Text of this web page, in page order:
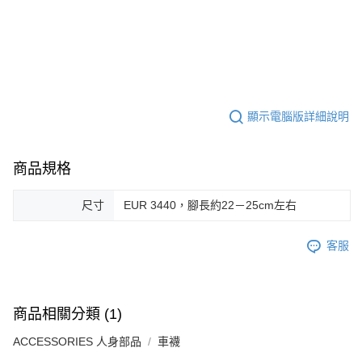
顯示電腦版詳細說明
商品規格
尺寸 EUR 3440，腳長約22－25cm左右
客服
商品相關分類 (1)
ACCESSORIES 人身部品 車襪